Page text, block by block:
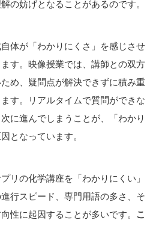
の妨げとなることがあるのです。
体が「わかりにくさ」を感じさせ
す。映像授業では、講師との双方
め、疑問点が解決できずに積み重
す。リアルタイムで質問ができな
に進んでしまうことが、「わかり
となっています。
リの化学講座を「わかりにくい」
行スピード、専門用語の多さ、そ
性に起因することが多いです。 こ